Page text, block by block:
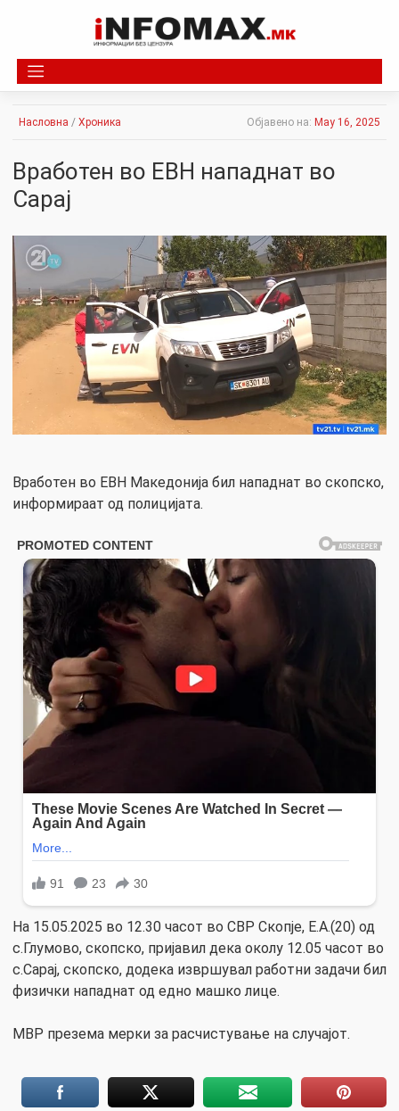
Насловна / Хроника Објавено на: May 16, 2025
Вработен во ЕВН нападнат во
Сарај
Вработен во ЕВН Македонија бил нападнат во скопско,
информираат од полицијата.
На 15.05.2025 во 12.30 часот во СВР Скопје, Е.А.(20) од
с.Глумово, скопско, пријавил дека околу 12.05 часот во
с.Сарај, скопско, додека извршувал работни задачи бил
физички нападнат од едно машко лице.
МВР презема мерки за расчистување на случајот.